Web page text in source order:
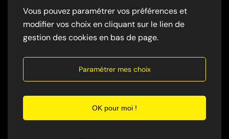
services anti-nuisibles ?
Ladésinfectionest cruciale après une
complètement les zones contaminées.
Vous pouvez paramétrer vos préférences et
modifier vos choix en cliquant sur le lien de
gestion des cookies en bas de page.
Paramétrer mes choix
OK pour moi !